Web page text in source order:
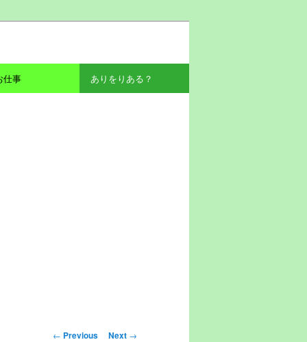
仕事 ありをりある？
Post navigation
← Previous Next →